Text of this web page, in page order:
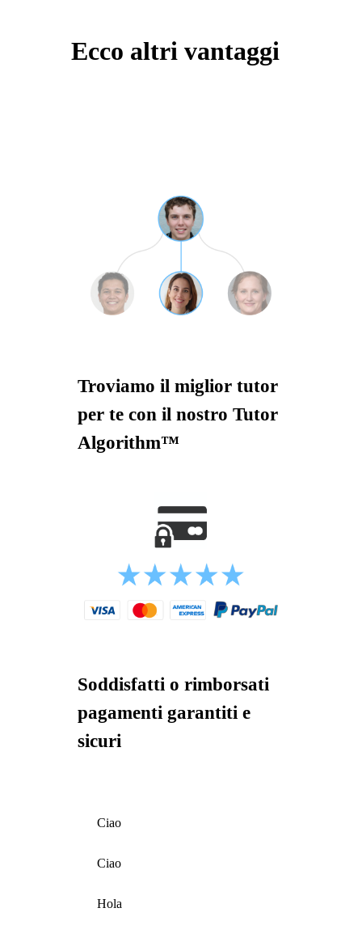
Ecco altri vantaggi
Troviamo il miglior tutor
per te con il nostro Tutor
Algorithm™
Soddisfatti o rimborsati
pagamenti garantiti e
sicuri
Ciao
Ciao
Hola